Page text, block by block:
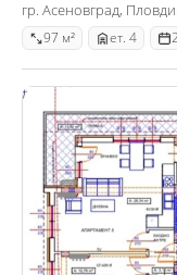
гр. Асеновград,
97 м² ет. 4